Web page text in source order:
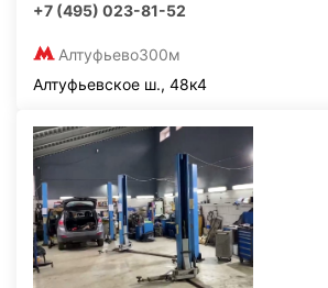
+7 (495) 023-81-52
Алтуфьево300м
Алтуфьевское ш., 48к4